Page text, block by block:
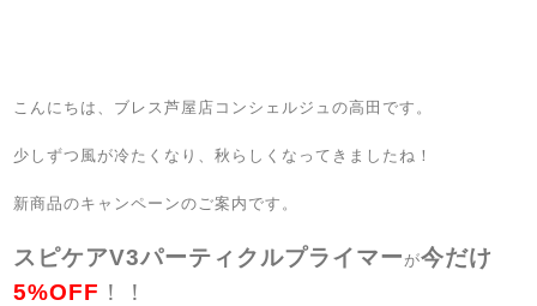
こんにちは、ブレス芦屋店コンシェルジュの高田です。
少しずつ風が冷たくなり、秋らしくなってきましたね！
新商品のキャンペーンのご案内です。
スピケアV3パーティクルプライマー が今だけ
5%OFF ！！